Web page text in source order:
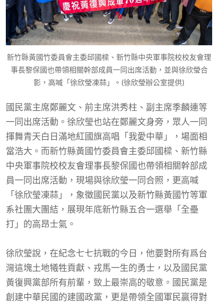
新竹縣黃國竹委員會主委邱國樑、新竹縣中央軍事院校校友會理
事長黎保國也帶領相關幹部成員一同出席活動，並與徐欣瑩合
影，高喊「徐欣瑩凍蒜」。(徐欣瑩辦公室提供)
國民黨主席鄭麗文、前主席洪秀柱、副主席季麟連等
一同出席活動。徐欣瑩也站在鄭麗文身旁，眾人一同
揮舞青天白日滿地紅國旗高唱「我愛中華」，場面相
當浩大。而新竹縣黃國竹委員會主委邱國樑、新竹縣
中央軍事院校校友會理事長黎保國也帶領相關幹部成
員一同出席活動，現場與徐欣瑩一同合照，更高喊
「徐欣瑩凍蒜」，象徵國民黨以及新竹縣黃國竹等軍
系社團大團結，展現年底新竹縣五合一選舉「全壘
打」的高昂士氣。
徐欣瑩說，在紀念七七抗戰的今日，他要對所有爲台
灣這塊土地犧牲貢獻、戎馬一生的勇士，以及國民黨
黃復興黨部所有前輩，致上最崇高的敬意。國民黨是
創建中華民國的建國政黨，更是帶領全國軍民贏得對